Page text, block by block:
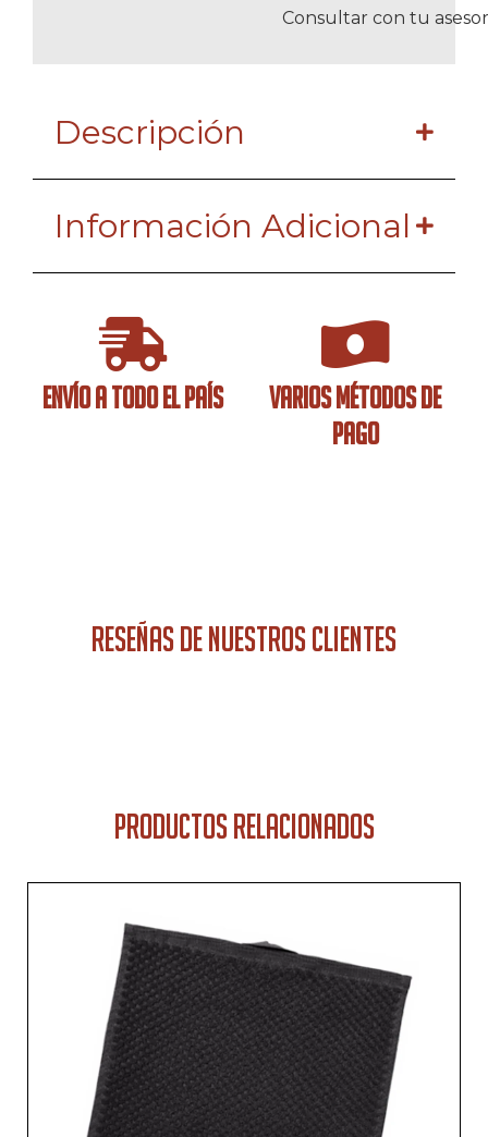
ENVÍO A TODO EL PAÍS
VARIOS MÉTODOS DE
PAGO
Consultar con tu
Descripción
Información Adicional
RESEÑAS DE NUESTROS CLIENTES
PRODUCTOS RELACIONADOS